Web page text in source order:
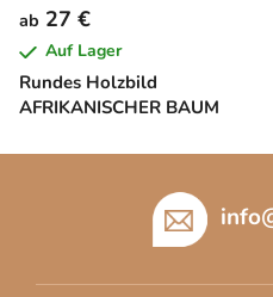
Rundes Holzbild
AFRIKANISCHER BAUM
ab 27 €
Auf Lager
info